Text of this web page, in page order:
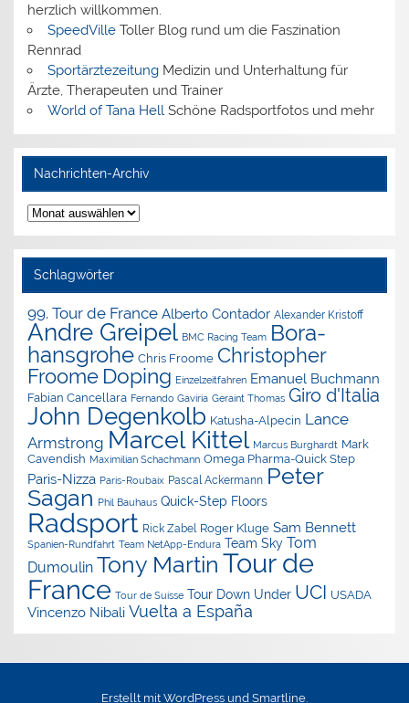
herzlich willkommen.
SpeedVilleToller Blog rund um die Faszination
Rennrad
SportärztezeitungMedizin und Unterhaltung für
Ärzte, Therapeuten und Trainer
World of Tana HellSchöne Radsportfotos und mehr
Nachrichten-Archiv
Nachrichten-
Archiv
Schlagwörter
99. Tour de France Alberto Contador Alexander Kristoff
Andre Greipel BMC Racing Team Bora-
hansgrohe Chris Froome Christopher
Froome Doping Einzelzeitfahren Emanuel Buchmann
Fabian Cancellara Fernando Gaviria Geraint Thomas Giro d'Italia
John Degenkolb Katusha-Alpecin Lance
Armstrong Marcel Kittel Marcus Burghardt Mark
Cavendish Maximilian Schachmann Omega Pharma-Quick Step
Paris-Nizza Paris-Roubaix Pascal Ackermann Peter
Sagan Phil Bauhaus Quick-Step Floors
Radsport Rick Zabel Roger Kluge Sam Bennett
Spanien-Rundfahrt Team NetApp-Endura Team Sky Tom
Dumoulin Tony Martin Tour de
France Tour de Suisse Tour Down Under UCI USADA
Vincenzo Nibali Vuelta a España
Erstellt mit WordPress und Smartline.